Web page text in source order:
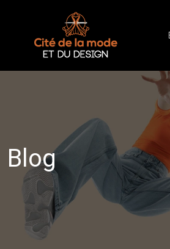
Blog